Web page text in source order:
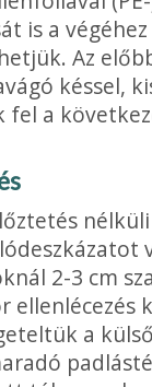
is a
Az
késsel,
fel a
2-3 cm
ellenlécezés
a